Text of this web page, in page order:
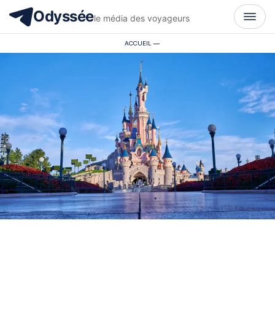
Odysséele média des voyageurs
ACCUEIL —